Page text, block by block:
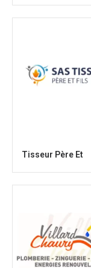
Tisseur Père Et